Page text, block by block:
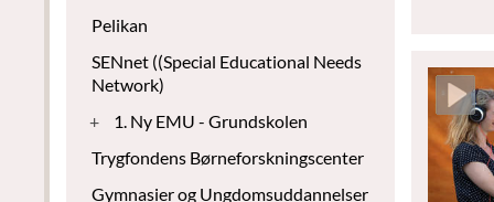
Pelikan
SENnet ((Special Educational Needs
Network)
+
1. Ny EMU - Grundskolen
Trygfondens Børneforskningscenter
Gymnasier og Ungdomsuddannelser